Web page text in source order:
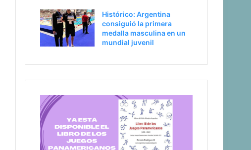
Histórico: Argentina
consiguió la primera
medalla masculina en un
mundial juvenil